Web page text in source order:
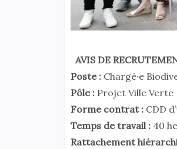
AVIS DE
Poste :Chargé·e
Pôle :Projet Ville Verte
Forme contrat :CDD
Temps de travail :40
Rattachement